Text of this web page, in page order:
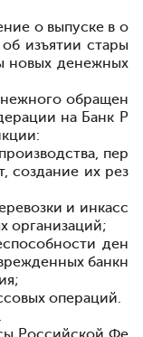
о выпуске в о
изъятии стары
новых денежных
обращен
на Банк Р
пер
создание их рез
и инкасс
организаций;
ден
банкн
операций.